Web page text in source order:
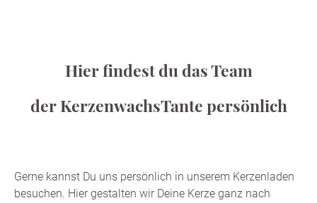
Hier findest du das Team
der KerzenwachsTante persönlich
Gerne kannst Du uns persönlich in unserem Kerzenladen
besuchen. Hier gestalten wir Deine Kerze ganz nach